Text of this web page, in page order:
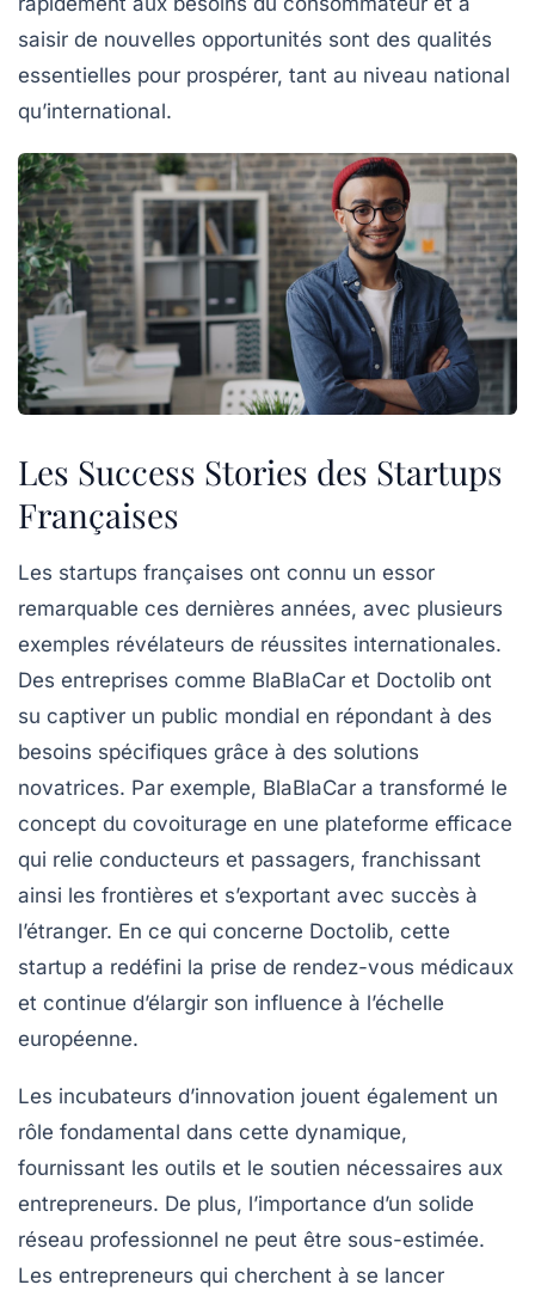
saisir de nouvelles opportunités sont des qualités
essentielles pour prospérer, tant au niveau national
qu’international.
Les Success Stories des Startups
Françaises
Les startups françaises ont connu un essor
remarquable ces dernières années, avec plusieurs
exemples révélateurs de réussites internationales.
Des entreprises comme BlaBlaCar et Doctolib ont
su captiver un public mondial en répondant à des
besoins spécifiques grâce à des solutions
novatrices. Par exemple, BlaBlaCar a transformé le
concept du covoiturage en une plateforme efficace
qui relie conducteurs et passagers, franchissant
ainsi les frontières et s’exportant avec succès à
l’étranger. En ce qui concerne Doctolib, cette
startup a redéfini la prise de rendez-vous médicaux
et continue d’élargir son influence à l’échelle
européenne.
Les incubateurs d’innovation jouent également un
rôle fondamental dans cette dynamique,
fournissant les outils et le soutien nécessaires aux
entrepreneurs. De plus, l’importance d’un solide
réseau professionnel ne peut être sous-estimée.
Les entrepreneurs qui cherchent à se lancer